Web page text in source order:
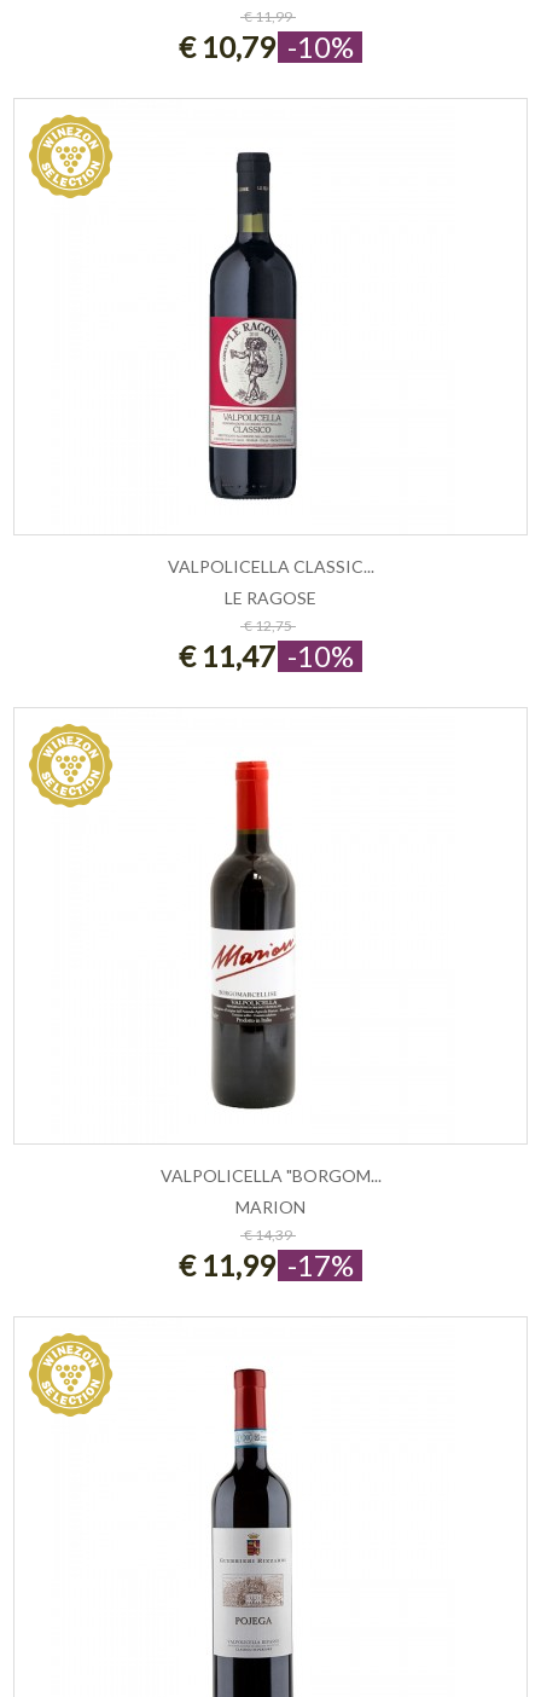
€ 11,99
€ 10,79 -10%
ESAURITO
VALPOLICELLA CLASSIC...
LE RAGOSE
€ 12,75
€ 11,47 -10%
ESAURITO
VALPOLICELLA "BORGOM...
MARION
€ 14,39
€ 11,99 -17%